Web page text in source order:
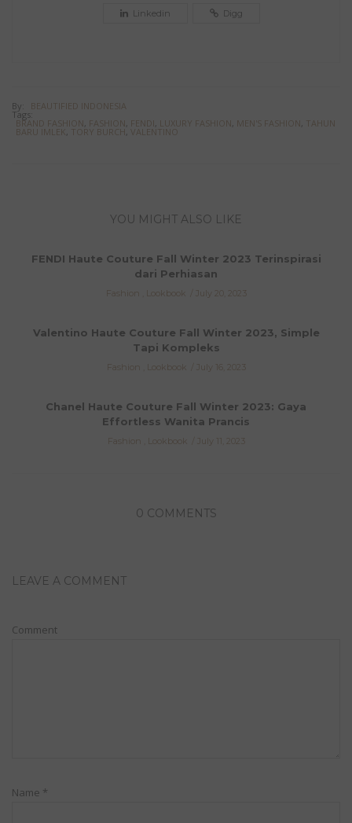
Linkedin Digg
By: BEAUTIFIED INDONESIA
Tags:
BRAND FASHION, FASHION, FENDI, LUXURY FASHION, MEN'S FASHION, TAHUN
BARU IMLEK , TORY BURCH, VALENTINO
YOU MIGHT ALSO LIKE
FENDI Haute Couture Fall Winter 2023 Terinspirasi
dari Perhiasan
Fashion Lookbook July 20, 2023
Valentino Haute Couture Fall Winter 2023, Simple
Tapi Kompleks
Fashion Lookbook July 16, 2023
Chanel Haute Couture Fall Winter 2023: Gaya
Effortless Wanita Prancis
Fashion Lookbook July 11, 2023
0 COMMENTS
LEAVE A COMMENT
Comment
Name *